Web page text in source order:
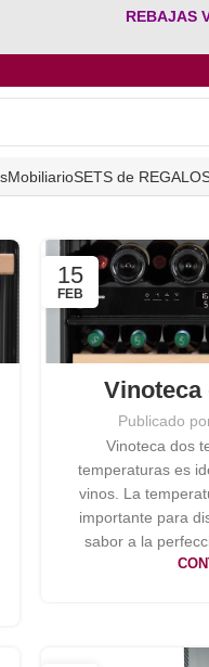
REBAJAS
MobiliarioSETS de
15
FEB
Vinoteca
Publicado
Vinoteca dos
temperaturas es
vinos. La
importante para
sabor a la